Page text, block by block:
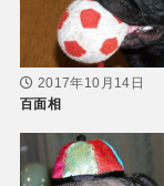
2017年10月14日
百面相